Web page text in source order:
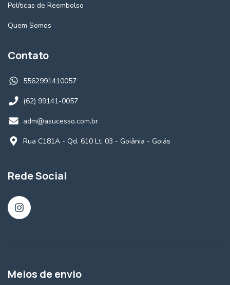
Políticas de Reembolso
Quem Somos
Contato
5562991410057
(62) 99141-0057
adm@asucesso.com.br
Rua C181A - Qd. 610 Lt. 03 - Goiânia - Goiás
Rede Social
Meios de envio